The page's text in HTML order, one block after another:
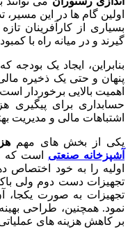
اولین گام ها در این
بسیاری از کارآفرینان
گیرند و در میانه راه با
بنابراین، ایجاد یک
پنهان و حتی یک ذخیره
اهمیت بالایی برخوردار
حسابداری برای پیگیری
اشتباهات مالی و مدیریت
یکی از بخش های مهم
آشپزخانه صنعتی است که
اولیه را به خود اختصاص
تجهیزات دست دوم ولی
تجهیزات به صورت یکجا،
نمود. همچنین، طراحی
بر کاهش هزینه های